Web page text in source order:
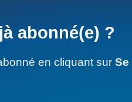
abonné(e) ?
en cliquant sur